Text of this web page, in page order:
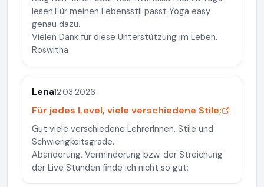
lesen.Für meinen Lebensstil passt Yoga easy
genau dazu.
Vielen Dank für diese Unterstützung im Leben.
Roswitha
Lena12.03.2026
Für jedes Level, viele verschiedene Stile;
Gut viele verschiedene LehrerInnen, Stile und
Schwierigkeitsgrade.
Abänderung, Verminderung bzw. der Streichung
der Live Stunden finde ich nicht so gut;